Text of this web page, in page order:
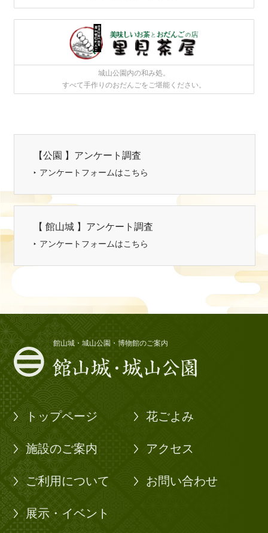
城山公園内の和み処。
すべて手作りのおだんごをご堪能ください。
【公園 】アンケート調査
アンケートフォームはこちら
【 館山城 】アンケート調査
アンケートフォームはこちら
館山城・城山公園・博物館のご案内
トップページ
施設のご案内
ご利用について
展示・イベント
花ごよみ
アクセス
お問い合わせ